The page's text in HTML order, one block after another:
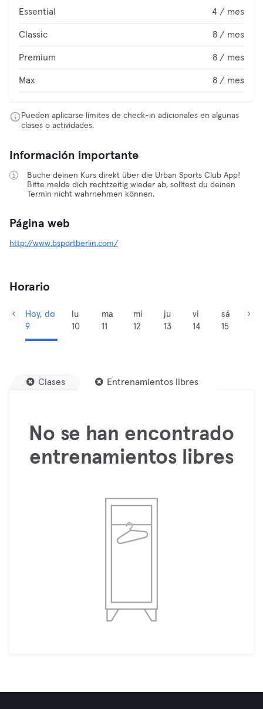
Essential 4 / mes
Classic 8 / mes
Premium 8 / mes
Max 8 / mes
Pueden aplicarse límites de check-in adicionales en algunas
clases o actividades.
Información importante
Buche deinen Kurs direkt über die Urban Sports Club App!
Bitte melde dich rechtzeitig wieder ab, solltest du deinen
Termin nicht wahrnehmen können.
Página web
http://www.bsportberlin.com/
Horario
Hoy, do
9
lu
10
ma
11
mi
12
ju
13
vi
14
sá
15
Clases Entrenamientos libres
No se han encontrado
entrenamientos libres